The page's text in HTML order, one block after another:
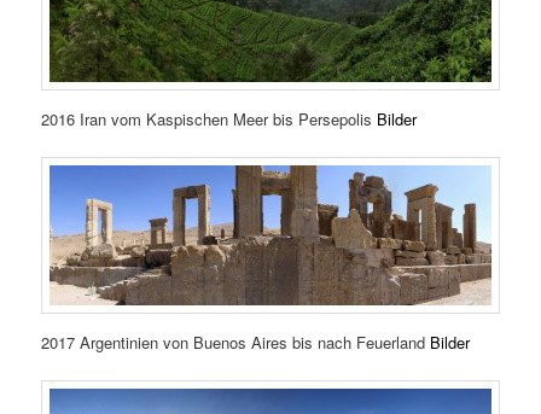
2016 Iran vom Kaspischen Meer bis Persepolis Bilder
2017 Argentinien von Buenos Aires bis nach Feuerland Bilder